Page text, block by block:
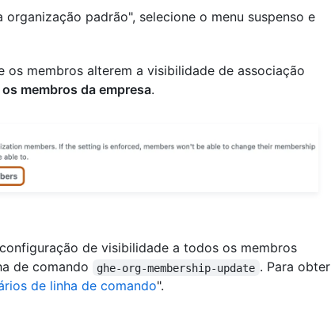
padrão", selecione o menu suspenso e
os membros alterem a visibilidade de associação
membros da empresa.
de visibilidade a todos os membros
de comando
ghe-org-membership-update . Para obter
de linha de comando".